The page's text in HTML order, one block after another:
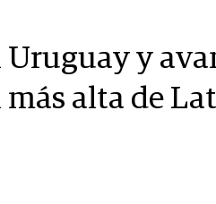
Uruguay y
alta de